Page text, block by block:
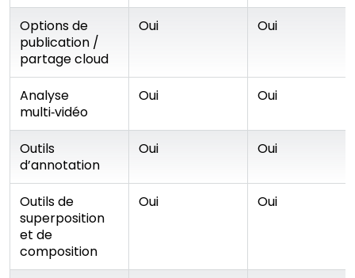
Options de
publication /
partage cloud
Oui Oui
Analyse
multi‑vidéo
Oui Oui
Outils
d’annotation
Oui Oui
Outils de
superposition
et de
composition
Oui Oui